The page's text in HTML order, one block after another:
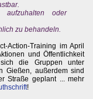
oder
zu behandeln.
Action-Training im April
und Öffentlichkeit
die Gruppen unter
Gießen, außerdem sind
Straße geplant ... mehr
!